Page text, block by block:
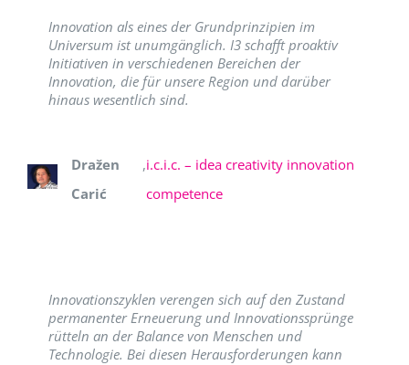
Innovation als eines der Grundprinzipien im
Universum ist unumgänglich. I3 schafft proaktiv
Initiativen in verschiedenen Bereichen der
Innovation, die für unsere Region und darüber
hinaus wesentlich sind.
Dražen
Carić
,i.c.i.c. – idea creativity innovation
competence
Innovationszyklen verengen sich auf den Zustand
permanenter Erneuerung und Innovationssprünge
rütteln an der Balance von Menschen und
Technologie. Bei diesen Herausforderungen kann